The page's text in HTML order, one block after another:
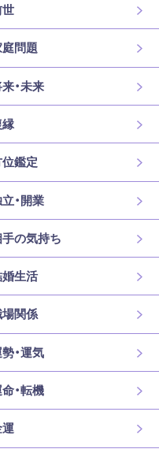
問題
・未来
鑑定
・開業
の気持ち
生活
関係
・運気
・転機